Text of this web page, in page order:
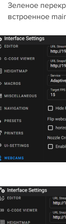
Зеленое
встроенное